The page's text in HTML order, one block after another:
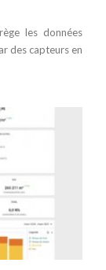
les données
des capteurs en